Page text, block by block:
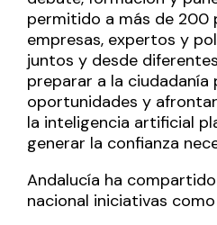
permitido a más de 200
empresas, expertos y
juntos y desde
preparar a la ciudadanía
oportunidades y
la inteligencia artificial
generar la confianza
Andalucía ha
nacional iniciativas como